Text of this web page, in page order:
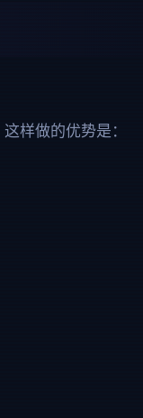
样做的优势是：